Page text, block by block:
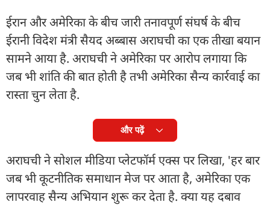
ईरान और अमेरिका के बीच जारी तनावपूर्ण संघर्ष के बीच
ईरानी विदेश मंत्री सैयद अब्बास अराघची का एक तीखा बयान
सामने आया है. अराघची ने अमेरिका पर आरोप लगाया कि
जब भी शांति की बात होती है तभी अमेरिका सैन्य कार्रवाई का
रास्ता चुन लेता है.
और पढ़ें
अराघची ने सोशल मीडिया प्लेटफॉर्म एक्स पर लिखा, 'हर बार
जब भी कूटनीतिक समाधान मेज पर आता है, अमेरिका एक
लापरवाह सैन्य अभियान शुरू कर देता है. क्या यह दबाव